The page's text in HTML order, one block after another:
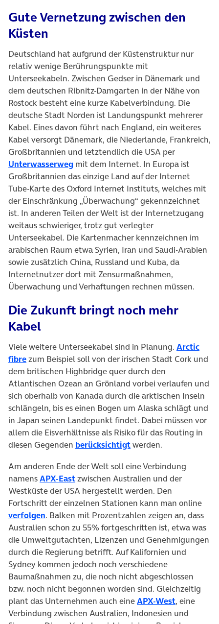
Gute Vernetzung zwischen den
Küsten
Deutschland hat aufgrund der Küstenstruktur nur
relativ wenige Berührungspunkte mit
Unterseekabeln. Zwischen Gedser in Dänemark und
dem deutschen Ribnitz-Damgarten in der Nähe von
Rostock besteht eine kurze Kabelverbindung. Die
deutsche Stadt Norden ist Landungspunkt mehrerer
Kabel. Eines davon führt nach England, ein weiteres
Kabel versorgt Dänemark, die Niederlande, Frankreich,
Großbritannien und letztendlich die USA per
Unterwasserweg mit dem Internet. In Europa ist
Großbritannien das einzige Land auf der Internet
Tube-Karte des Oxford Internet Instituts, welches mit
der Einschränkung „Überwachung“ gekennzeichnet
ist. In anderen Teilen der Welt ist der Internetzugang
weitaus schwieriger, trotz gut verlegter
Unterseekabel. Die Kartenmacher kennzeichnen im
arabischen Raum etwa Syrien, Iran und Saudi-Arabien
sowie zusätzlich China, Russland und Kuba, da
Internetnutzer dort mit Zensurmaßnahmen,
Überwachung und Verhaftungen rechnen müssen.
Die Zukunft bringt noch mehr
Kabel
Viele weitere Unterseekabel sind in Planung. Arctic
fibrezum Beispiel soll von der irischen Stadt Cork und
dem britischen Highbridge quer durch den
Atlantischen Ozean an Grönland vorbei verlaufen und
sich oberhalb von Kanada durch die arktischen Inseln
schlängeln, bis es einen Bogen um Alaska schlägt und
in Japan seinen Landepunkt findet. Dabei müssen vor
allem die Eisverhältnisse als Risiko für das Routing in
diesen Gegenden berücksichtigtwerden.
Am anderen Ende der Welt soll eine Verbindung
namensAPX-Eastzwischen Australien und der
Westküste der USA hergestellt werden. Den
Fortschritt der einzelnen Stationen kann man online
verfolgen. Balken mit Prozentzahlen zeigen an, dass
Australien schon zu 55% fortgeschritten ist, etwa was
die Umweltgutachten, Lizenzen und Genehmigungen
durch die Regierung betrifft. Auf Kalifornien und
Sydney kommen jedoch noch verschiedene
Baumaßnahmen zu, die noch nicht abgeschlossen
bzw. noch nicht begonnen worden sind. Gleichzeitig
plant das Unternehmen auch eineAPX-West, eine
Verbindung zwischen Australien, Indonesien und